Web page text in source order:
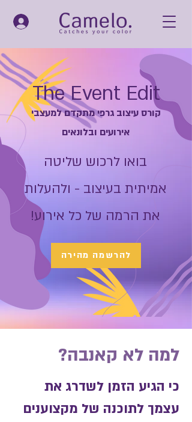
The Event Edit
קורס עיצוב גרפי מתקדם למעצבי
אירועים ובלונאים
בואו לרכוש שליטה
אמיתית בעיצוב - ולהעלות
את הרמה של כל אירוע!
להרשמה מהירה
למה לא קאנבה?
כי הגיע הזמן לשדרג את
עצמך לתוכנה של מקצוענים